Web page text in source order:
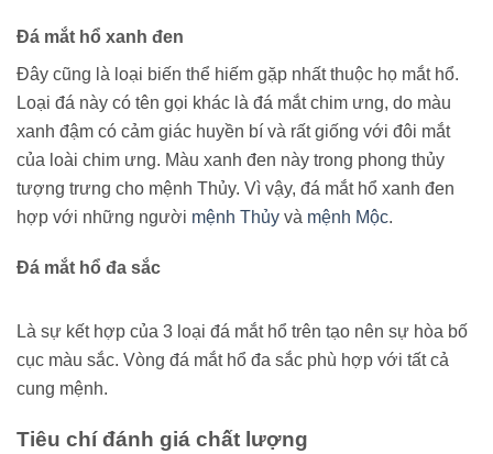
Đá mắt hổ xanh đen
Đây cũng là loại biến thể hiếm gặp nhất thuộc họ mắt hổ.
Loại đá này có tên gọi khác là đá mắt chim ưng, do màu
xanh đậm có cảm giác huyền bí và rất giống với đôi mắt
của loài chim ưng. Màu xanh đen này trong phong thủy
tượng trưng cho mệnh Thủy. Vì vậy, đá mắt hổ xanh đen
hợp với những người mệnh Thủy và mệnh Mộc.
Đá mắt hổ đa sắc
Là sự kết hợp của 3 loại đá mắt hổ trên tạo nên sự hòa bố
cục màu sắc. Vòng đá mắt hổ đa sắc phù hợp với tất cả
cung mệnh.
Tiêu chí đánh giá chất lượng